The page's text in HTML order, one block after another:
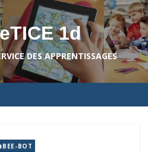
1d
DES APPRENTISSAGES
BEE-BOT